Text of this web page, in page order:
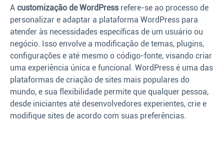
A customização de WordPressrefere-se ao processo de
personalizar e adaptar a plataforma WordPress para
atender às necessidades específicas de um usuário ou
negócio. Isso envolve a modificação de temas, plugins,
configurações e até mesmo o código-fonte, visando criar
uma experiência única e funcional. WordPress é uma das
plataformas de criação de sites mais populares do
mundo, e sua flexibilidade permite que qualquer pessoa,
desde iniciantes até desenvolvedores experientes, crie e
modifique sites de acordo com suas preferências.